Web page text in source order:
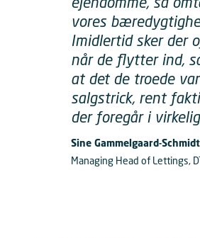
ejendomme, så
vores
Imidlertid sker der
når de flytter ind,
at det de troede
salgstrick, rent
der foregår i
Sine Gammelgaard-Schmidt
Managing Head of Lettings,